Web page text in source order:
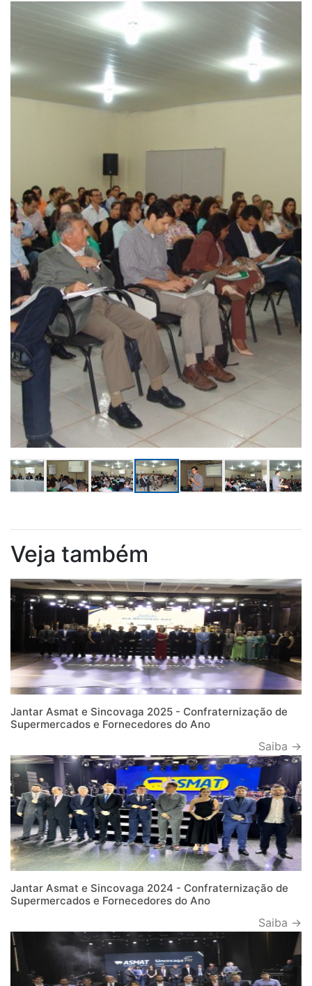
Veja também
Jantar Asmat e Sincovaga 2025 - Confraternização de
Supermercados e Fornecedores do Ano
Saiba →
Jantar Asmat e Sincovaga 2024 - Confraternização de
Supermercados e Fornecedores do Ano
Saiba →